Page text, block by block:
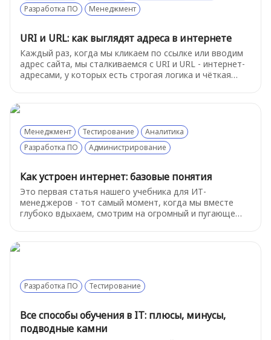
Разработка ПО
Менеджмент
URI и URL: как выглядят адреса в интернете
Каждый раз, когда мы кликаем по ссылке или вводим
адрес сайта, мы сталкиваемся с URI и URL - интернет-
адресами, у которых есть строгая логика и чёткая
Менеджмент Тестирование
Аналитика
Разработка ПО
Администрирование
Как устроен интернет: базовые понятия
Это первая статья нашего учебника для ИТ-
менеджеров - тот самый момент, когда мы вместе
глубоко вдыхаем, смотрим на огромный и пугающе
Разработка ПО Тестирование
Все способы обучения в IT: плюсы, минусы,
подводные камни